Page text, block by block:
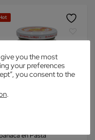
en Pasta
you the most
your preferences
you consent to the
.